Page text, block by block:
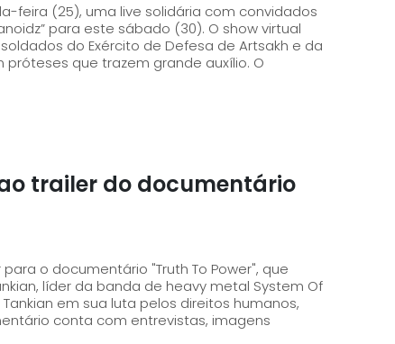
feira (25), uma live solidária com convidados
este sábado (30). O show virtual
do Exército de Defesa de Artsakh e da
que trazem grande auxílio. O
trailer do documentário
o documentário "Truth To Power", que
líder da banda de heavy metal System Of
conta com entrevistas, imagens